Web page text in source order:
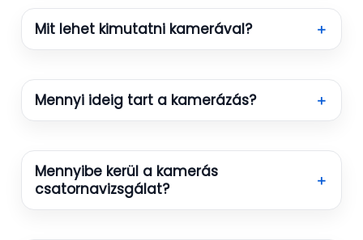
Mit lehet kimutatni kamerával? ＋
Mennyi ideig tart a kamerázás? ＋
Mennyibe kerül a kamerás
csatornavizsgálat?
＋